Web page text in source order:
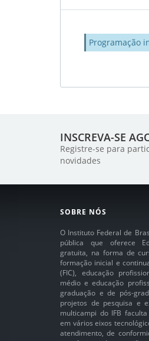
Programação
INSCREVA-SE
Registre-se para
novidades
SOBRE NÓS
O Instituto Federal de
pública que oferece
gratuita, na forma de
formação inicial e
(FIC), educação
médio e educação
graduação e de pós-
projetos de pesquisa e
multicampi do IFB
em vários eixos
atendimento, de